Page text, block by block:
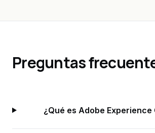
Preguntas
¿Qué es Adobe Experience